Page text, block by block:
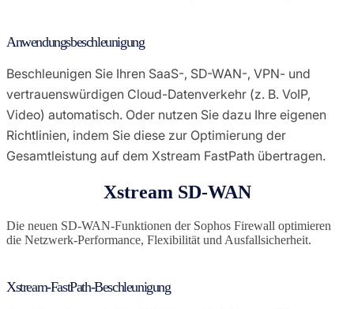
Anwendungsbeschleunigung
Beschleunigen Sie Ihren SaaS-, SD-WAN-, VPN- und
vertrauenswürdigen Cloud-Datenverkehr (z. B. VoIP,
Video) automatisch. Oder nutzen Sie dazu Ihre eigenen
Richtlinien, indem Sie diese zur Optimierung der
Gesamtleistung auf dem Xstream FastPath übertragen.
Xstream SD-WAN
Die neuen SD-WAN-Funktionen der Sophos Firewall optimieren
die Netzwerk-Performance, Flexibilität und Ausfallsicherheit.
Xstream-FastPath-Beschleunigung